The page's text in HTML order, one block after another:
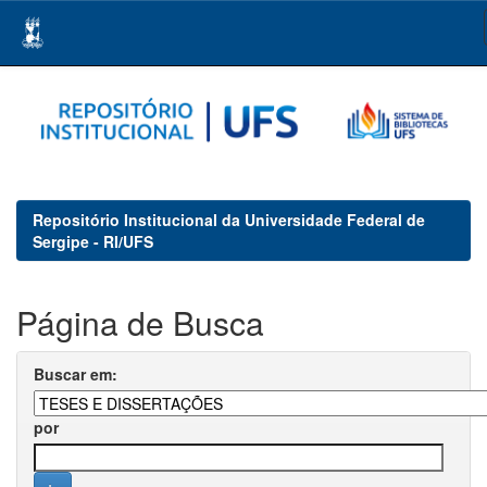
navigation
Repositório Institucional da Universidade Federal de
Sergipe - RI/UFS
Página de Busca
Buscar em:
por